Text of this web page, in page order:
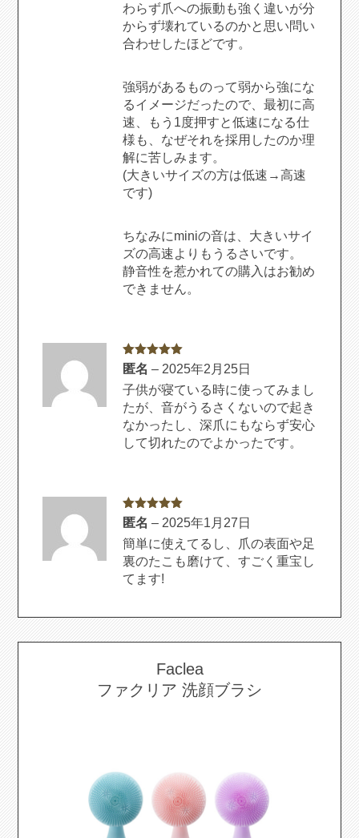
わらず爪への振動も強く違いが分
からず壊れているのかと思い問い
合わせしたほどです。
強弱があるものって弱から強にな
るイメージだったので、最初に高
速、もう1度押すと低速になる仕
様も、なぜそれを採用したのか理
解に苦しみます。
(大きいサイズの方は低速→高速
です)
ちなみにminiの音は、大きいサイ
ズの高速よりもうるさいです。
静音性を惹かれての購入はお勧め
できません。
5段階中 5の
評価
匿名– 2025年2月25日
子供が寝ている時に使ってみまし
たが、音がうるさくないので起き
なかったし、深爪にもならず安心
して切れたのでよかったです。
5段階中 5の
評価
匿名– 2025年1月27日
簡単に使えてるし、爪の表面や足
裏のたこも磨けて、すごく重宝し
てます!
Faclea
ファクリア 洗顔ブラシ